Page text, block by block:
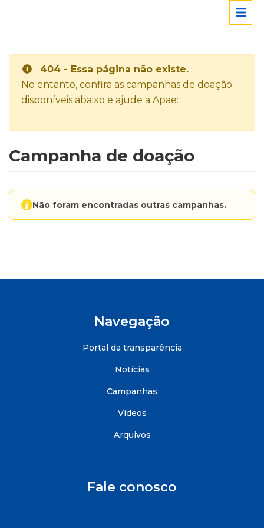
404 - Essa página não existe.
No entanto, confira as campanhas de doação
disponíveis abaixo e ajude a Apae:
Campanha de doação
Não foram encontradas outras campanhas.
Navegação
Portal da transparência
Notícias
Campanhas
Videos
Arquivos
Fale conosco